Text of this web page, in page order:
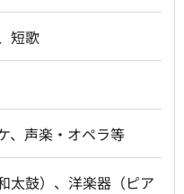
短歌
、声楽・オペラ等
太鼓）、洋楽器（ピア